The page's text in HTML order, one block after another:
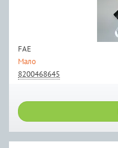
FAE
Мало
8200468645